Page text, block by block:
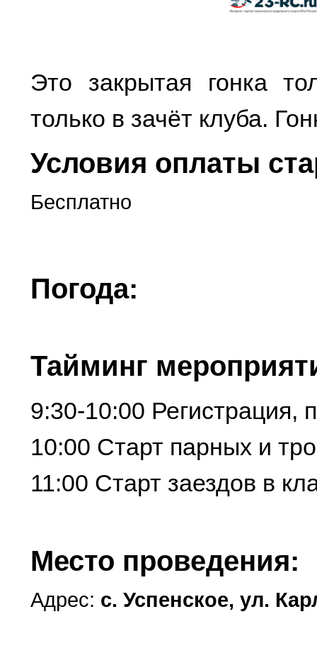
Это закрытая гонка
только в зачёт клуба.
Условия оплаты
Бесплатно
Погода:
Тайминг
9:30-10:00 Регистрация,
10:00 Старт парных и
11:00 Старт заездов в
Место проведения:
Адрес: с. Успенское, ул.